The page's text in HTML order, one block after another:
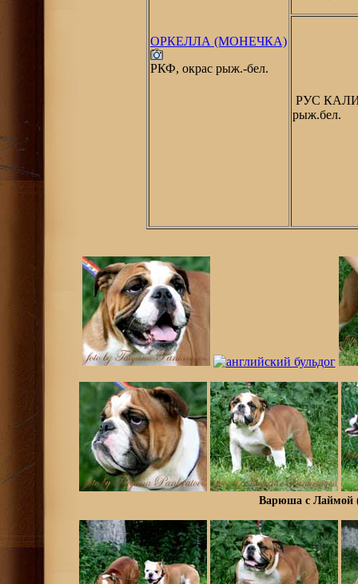
ОРКЕЛЛА (МОНЕЧКА)
РКФ, окрас рыж.-бел.
РУС
рыж.бел.
Варюша с Лаймой